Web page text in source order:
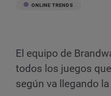
ONLINE TRENDS
El equipo de
todos los juegos
según va llegando